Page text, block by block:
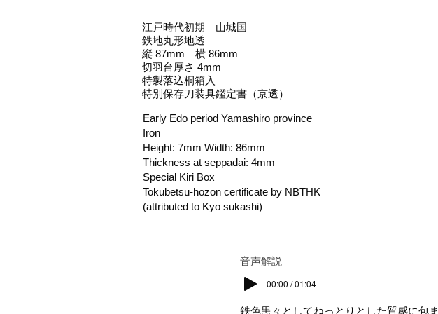
江戸時代初期 山城国
鉄地丸形地透
縦 87mm 横 86mm
切羽台厚さ 4mm
特製落込桐箱入
特別保存刀装具鑑定書（京透）
Early Edo period Yamashiro province
Iron
Height: 7mm Width: 86mm
Thickness at seppadai: 4mm
Special Kiri Box
Tokubetsu-hozon certificate by NBTHK
(attributed to Kyo sukashi)
​音声解説
00:00 / 01:04
鉄色黒々としてねっとりとした質感に包